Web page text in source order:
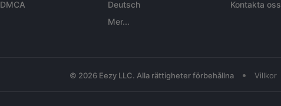
DMCA
Deutsch
Mer...
Kontakta oss
© 2026 Eezy LLC. Alla rättigheter förbehållna • Villkor